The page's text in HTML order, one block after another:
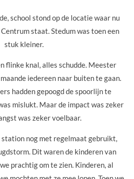
school stond op de locatie waar nu
staat. Stedum was toen een
stuk kleiner.
flinke knal, alles schudde. Meester
iedereen naar buiten te gaan.
hadden gepoogd de spoorlijn te
mislukt. Maar de impact was zeker
was zeker voelbaar.
nog met regelmaat gebruikt,
Dit waren de kinderen van
prachtig om te zien. Kinderen, al